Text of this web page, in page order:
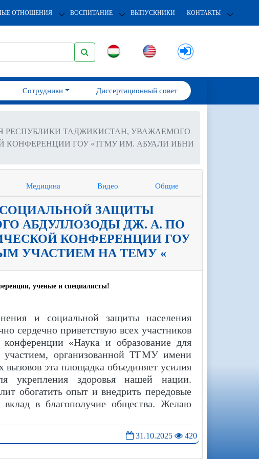
ОТНОШЕНИЯ ВОСПИТАНИЕ ВЫПУСКНИКИ КОНТАКТЫ
Сотрудники Диссертационный совет
РЕСПУБЛИКИ ТАДЖИКИСТАН, УВАЖАЕМОГО
КОНФЕРЕНЦИИ ГОУ «ТГМУ ИМ. АБУАЛИ ИБНИ
Медицина Видео Общие
СОЦИАЛЬНОЙ ЗАЩИТЫ
АБДУЛЛОЗОДЫ ДЖ. А. ПО
КОНФЕРЕНЦИИ ГОУ
УЧАСТИЕМ НА ТЕМУ «
ученые и специалисты!
и социальной защиты населения
сердечно приветствую всех участников
«Наука и образование для
организованной ТГМУ имени
эта площадка объединяет усилия
укрепления здоровья нашей нации.
обогатить опыт и внедрить передовые
в благополучие общества. Желаю
31.10.2025 420